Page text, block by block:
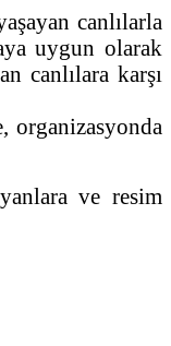
canlılarla
uygun olarak
canlılara karşı
organizasyonda
ve resim